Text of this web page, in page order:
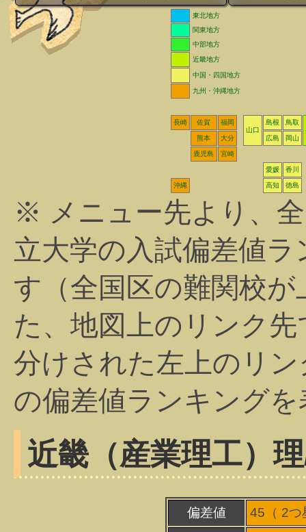
東北地方
関東地方
中部地方
近畿地方
中国・四国地方
九州・沖縄地方
長崎 佐賀
福岡
山口
島根
鳥取
熊本
大分 広島 岡山
鹿児島 宮崎
愛媛 香川
沖縄 高知 徳島
※ メニュー先より、
立大学の入試偏差値
す（全国区の難関校
た、地図上のリンク
分けされた左上のリ
の偏差値ランキング
近畿（産業理工）
偏差値 45（ 2つ